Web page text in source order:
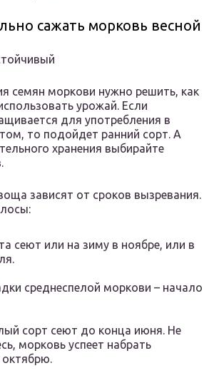
сажать морковь весной
семян моркови нужно решить, как
урожай. Если
для употребления в
то подойдет ранний сорт. А
хранения выбирайте
зависят от сроков вызревания.
сеют или на зиму в ноябре, или в
среднеспелой моркови – начало
сорт сеют до конца июня. Не
морковь успеет набрать
октябрю.